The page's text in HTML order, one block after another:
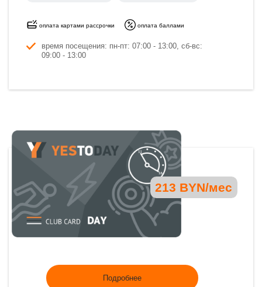
оплата картами рассрочки оплата баллами
время посещения: пн-пт: 07:00 - 13:00, сб-вс:
09:00 - 13:00
213 BYN/мес
Подробнее